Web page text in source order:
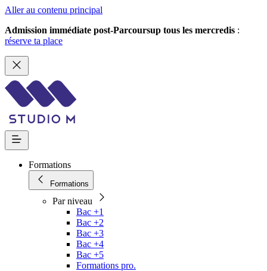
Aller au contenu principal
Admission immédiate post-Parcoursup tous les mercredis :
réserve ta place
Formations
Formations
Par niveau
Bac +1
Bac +2
Bac +3
Bac +4
Bac +5
Formations pro.